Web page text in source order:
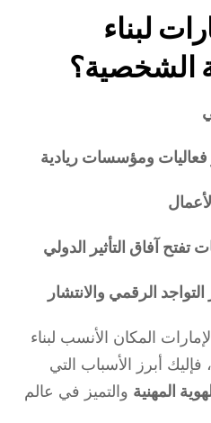
لبناء
الشخصية؟
ومؤسسات ريادية
تفتح آفاق التأثير الدولي
الرقمي والانتشار
المكان الأنسب لبناء
أبرز الأسباب التي
المهنية والتميز في عالم